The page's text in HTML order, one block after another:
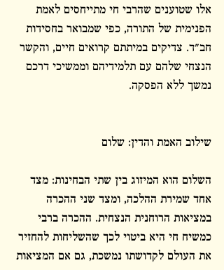
אלו שטוענים שהרבי חי מתייחסים לאמת
הפנימית של התורה, כפי שמבואר בחסידות
חב"ד. צדיקים במיתתם קרואים חיים, והקשר
הנצחי שלהם עם תלמידיהם וממשיכי דרכם
נמשך ללא הפסקה.
שילוב האמת והדין: שלום
השלום הוא המיזוג בין שתי הבחינות: מצד
אחד שמירת ההלכה, ומצד שני ההכרה
במציאות הרוחנית הנצחית. ההכרה ברבי
כמשיח חי היא ביטוי לכך שהשליחות להחזיר
את העולם לקדושתו נמשכת, גם אם המציאות